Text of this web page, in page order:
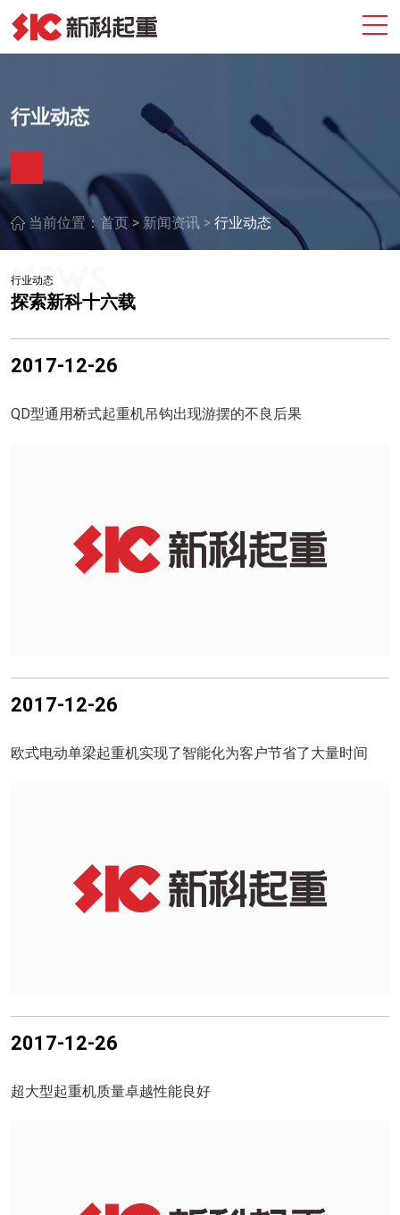
行业动态
当前位置： 首页 > 新闻资讯 > 行业动态
行业动态
探索新科十六载
2017-12-26
QD型通用桥式起重机吊钩出现游摆的不良后果
2017-12-26
欧式电动单梁起重机实现了智能化为客户节省了大量时间
2017-12-26
超大型起重机质量卓越性能良好